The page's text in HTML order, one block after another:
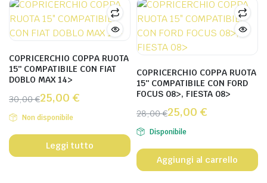
COPRICERCHIO COPPA RUOTA
15″ COMPATIBILE CON FIAT
DOBLO MAX 14>
30,00€25,00 €
Non disponibile
Leggi tutto
COPRICERCHIO COPPA RUOTA
15″ COMPATIBILE CON FORD
FOCUS 08>, FIESTA 08>
28,00€25,00 €
Disponibile
Aggiungi al carrello